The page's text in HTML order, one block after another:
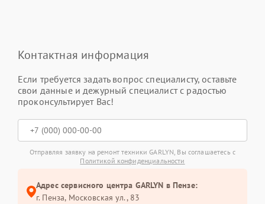
Контактная информация
Если требуется задать вопрос специалисту, оставьте
свои данные и дежурный специалист с радостью
проконсультирует Вас!
Отправляя заявку на ремонт техники GARLYN, Вы соглашаетесь с
Политикой конфиденциальности
Адрес сервисного центра GARLYN в Пензе:
г. Пенза, Московская ул., 83